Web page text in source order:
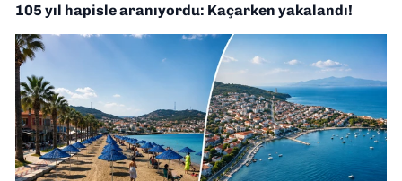
105 yıl hapisle aranıyordu: Kaçarken yakalandı!